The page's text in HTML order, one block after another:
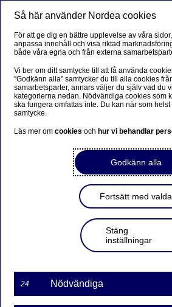
Så här använder Nordea cookies
För att ge dig en bättre upplevelse av våra
anpassa innehåll och visa riktad
både våra egna och från externa
Vi ber om ditt samtycke till att få använda
”Godkänn alla” samtycker du till alla cookies
samarbetsparter, annars väljer du själv vad du
kategorierna nedan. Nödvändiga cookies som
ska fungera omfattas inte. Du kan när som
samtycke.
Läs mer omcookiesoch hur vi behandlar
Godkänn alla
Fortsätt med valda
Stäng
inställningar
24 Nödvändiga